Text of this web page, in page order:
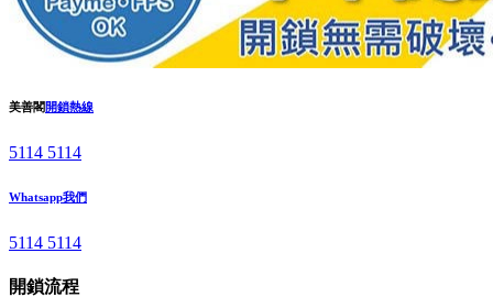
美善閣開鎖熱線
5114 5114
Whatsapp我們
5114 5114
開鎖流程